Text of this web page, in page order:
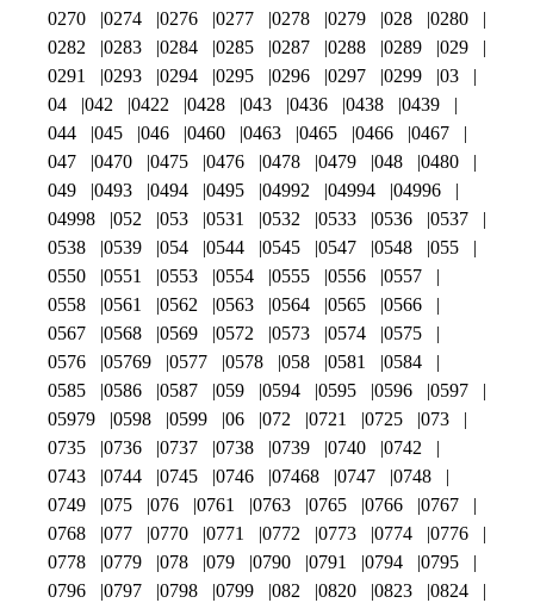
0270
0274 0276 0277 0278 0279 028
0280
0282
0283 0284 0285 0287 0288 0289
029
0291
0293 0294 0295 0296 0297 0299
03
04
042 0422 0428 043 0436 0438
0439
044
045 046 0460 0463 0465 0466
0467
047
0470 0475 0476 0478 0479 048
0480
049
0493 0494 0495 04992 04994
04996
04998
052 053 0531 0532 0533 0536
0537
0538
0539 054 0544 0545 0547 0548
055
0550
0551 0553 0554 0555 0556
0557
0558
0561 0562 0563 0564 0565
0566
0567
0568 0569 0572 0573 0574
0575
0576
05769 0577 0578 058 0581
0584
0585
0586 0587 059 0594 0595 0596
0597
05979
0598 0599 06 072 0721 0725
073
0735
0736 0737 0738 0739 0740
0742
0743
0744 0745 0746 07468 0747
0748
0749
075 076 0761 0763 0765 0766
0767
0768
077 0770 0771 0772 0773 0774
0776
0778
0779 078 079 0790 0791 0794
0795
0796
0797 0798 0799 082 0820 0823
0824